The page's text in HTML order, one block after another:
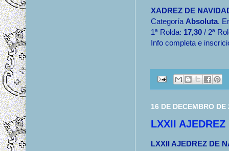
XADREZ DE
Categoría Absoluta.
1ª Rolda: 17,30 / 2ª
Info completa e
16 DE DECEMBRO DE
LXXII AJEDREZ
LXXII AJEDREZ DE